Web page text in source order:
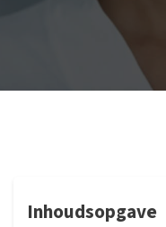
Inhoudsopgave